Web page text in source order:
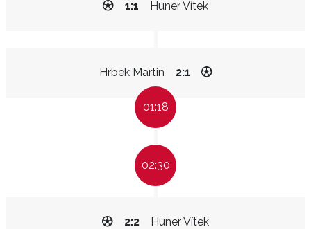
Huner Vítek
1:1
Hrbek Martin 2:1
01:18
02:30
Huner Vítek
2:2